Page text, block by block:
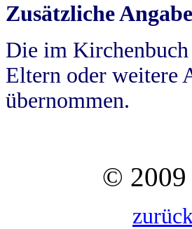
Zusätzliche
Die im
Eltern oder weitere
übernommen.
© 2009